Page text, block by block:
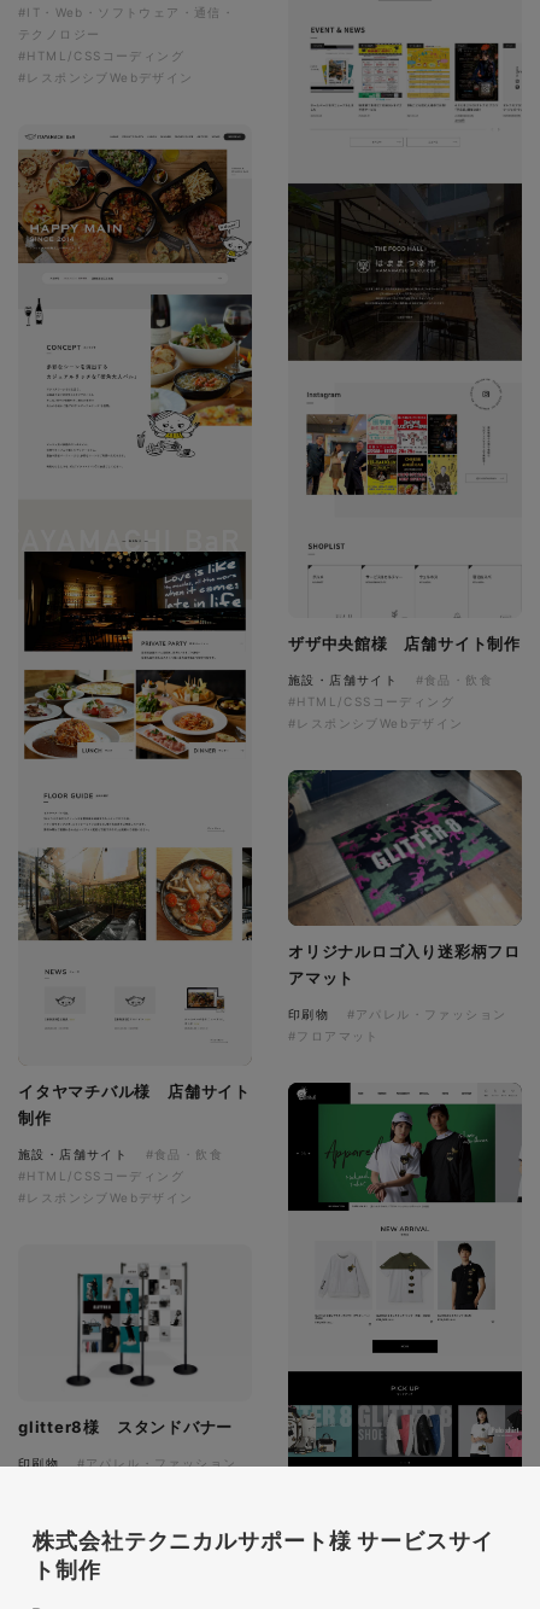
#IT・Web・ソフトウェア・通信・
テクノロジー
#HTML/CSSコーディング
#レスポンシブWebデザイン
ザザ中央館様 店舗サイト制作
施設・店舗サイト
#食品・飲食
#HTML/CSSコーディング
#レスポンシブWebデザイン
イタヤマチバル様 店舗サイト
制作
施設・店舗サイト
#食品・飲食
#HTML/CSSコーディング
#レスポンシブWebデザイン
オリジナルロゴ入り迷彩柄フロ
アマット
印刷物
#アパレル・ファッション
#フロアマット
glitter8様 スタンドバナー
印刷物
#アパレル・ファッション
株式会社テクニカルサポート様 サービスサイ
ト制作